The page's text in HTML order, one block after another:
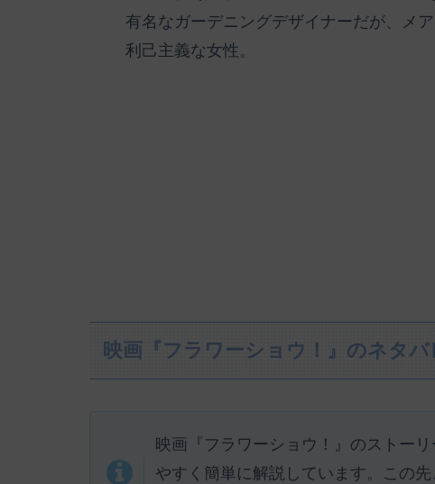
有名なガーデニングデザイナーだが、メ
利己主義な女性。
映画『フラワーショウ！』のネタ
映画『フラワーショウ！』のストー
やすく簡単に解説しています。この